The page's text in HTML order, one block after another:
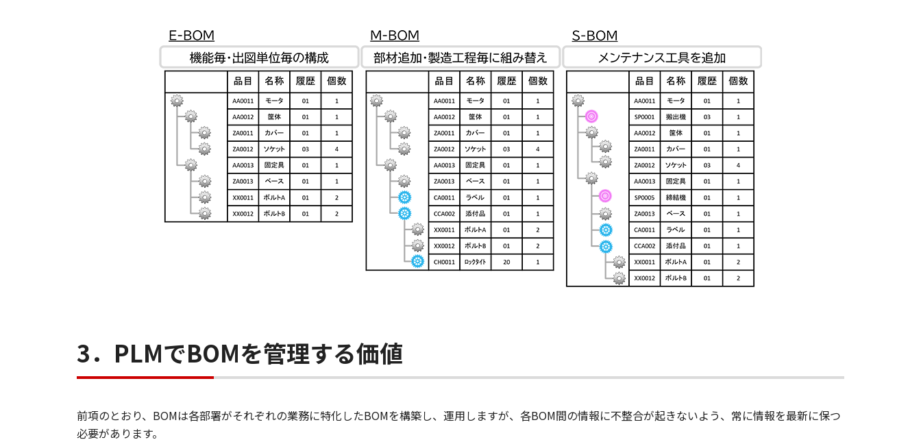
3．PLMでBOMを管理する価値
前項のとおり、BOMは各部署がそれぞれの業務に特化したBOMを構築し、運用しますが、各BOM間の情報に不整合が起きないよう、常に情報を最新に保つ
必要があります。